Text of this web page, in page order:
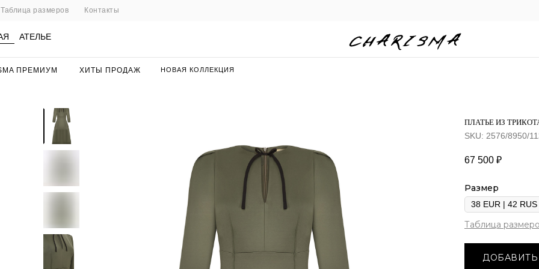
Таблица размеров Контакты
ХИТЫ ПРОДАЖ
АТЕЛЬЕ
НОВАЯ КОЛЛЕКЦИЯ
ПРЕМИУМ
ПЛАТЬЕ ИЗ
SKU: 2576/8950/
67 500 ₽
Размер
Таблица